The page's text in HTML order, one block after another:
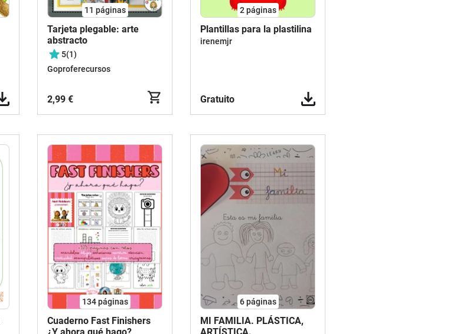
11 páginas
Tarjeta plegable: arte
abstracto
5(1)
Goproferecursos
2,99 €
2páginas
Plantillas para la plastilina
irenemjr
Gratuito
134páginas
Cuaderno Fast Finishers
6páginas
MI FAMILIA. PLÁSTICA,